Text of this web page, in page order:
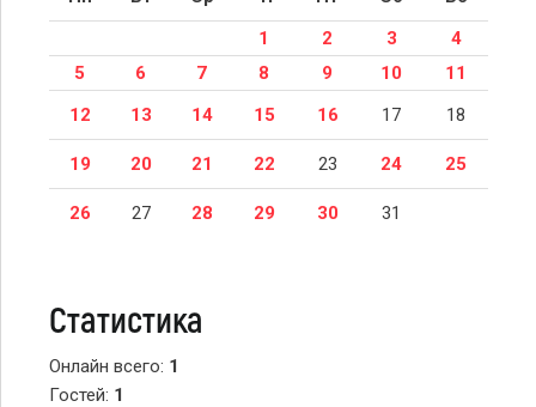
1
2 3
4
5
6 7 8 9 10
11
12
13 14 15 16 17 18
19 20 21 22 23 24 25
26 27 28 29 30 31
Статистика
Онлайн всего: 1
Гостей: 1